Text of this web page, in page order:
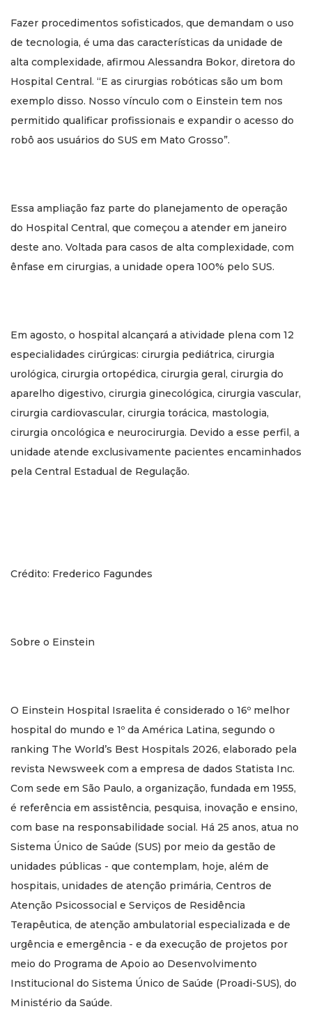
Fazer procedimentos sofisticados, que demandam o uso
de tecnologia, é uma das características da unidade de
alta complexidade, afirmou Alessandra Bokor, diretora do
Hospital Central. “E as cirurgias robóticas são um bom
exemplo disso. Nosso vínculo com o Einstein tem nos
permitido qualificar profissionais e expandir o acesso do
robô aos usuários do SUS em Mato Grosso”.
Essa ampliação faz parte do planejamento de operação
do Hospital Central, que começou a atender em janeiro
deste ano. Voltada para casos de alta complexidade, com
ênfase em cirurgias, a unidade opera 100% pelo SUS.
Em agosto, o hospital alcançará a atividade plena com 12
especialidades cirúrgicas: cirurgia pediátrica, cirurgia
urológica, cirurgia ortopédica, cirurgia geral, cirurgia do
aparelho digestivo, cirurgia ginecológica, cirurgia vascular,
cirurgia cardiovascular, cirurgia torácica, mastologia,
cirurgia oncológica e neurocirurgia. Devido a esse perfil, a
unidade atende exclusivamente pacientes encaminhados
pela Central Estadual de Regulação.
Crédito: Frederico Fagundes
Sobre o Einstein
O Einstein Hospital Israelita é considerado o 16º melhor
hospital do mundo e 1º da América Latina, segundo o
ranking The World’s Best Hospitals 2026, elaborado pela
revista Newsweek com a empresa de dados Statista Inc.
Com sede em São Paulo, a organização, fundada em 1955,
é referência em assistência, pesquisa, inovação e ensino,
com base na responsabilidade social. Há 25 anos, atua no
Sistema Único de Saúde (SUS) por meio da gestão de
unidades públicas - que contemplam, hoje, além de
hospitais, unidades de atenção primária, Centros de
Atenção Psicossocial e Serviços de Residência
Terapêutica, de atenção ambulatorial especializada e de
urgência e emergência - e da execução de projetos por
meio do Programa de Apoio ao Desenvolvimento
Institucional do Sistema Único de Saúde (Proadi-SUS), do
Ministério da Saúde.